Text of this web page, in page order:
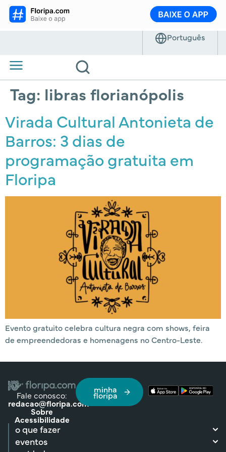
Tag: libras florianópolis
Virada Cultural Antonieta de
Barros: 3 dias de
programação gratuita em
Floripa
Evento gratuito celebra cultura negra com shows, feira
de empreendedoras e homenagens no Centro-Leste.
Fale conosco:
redacao@floripa.com
Sobre
Acessibilidade
minha
floripa
o que fazer
eventos